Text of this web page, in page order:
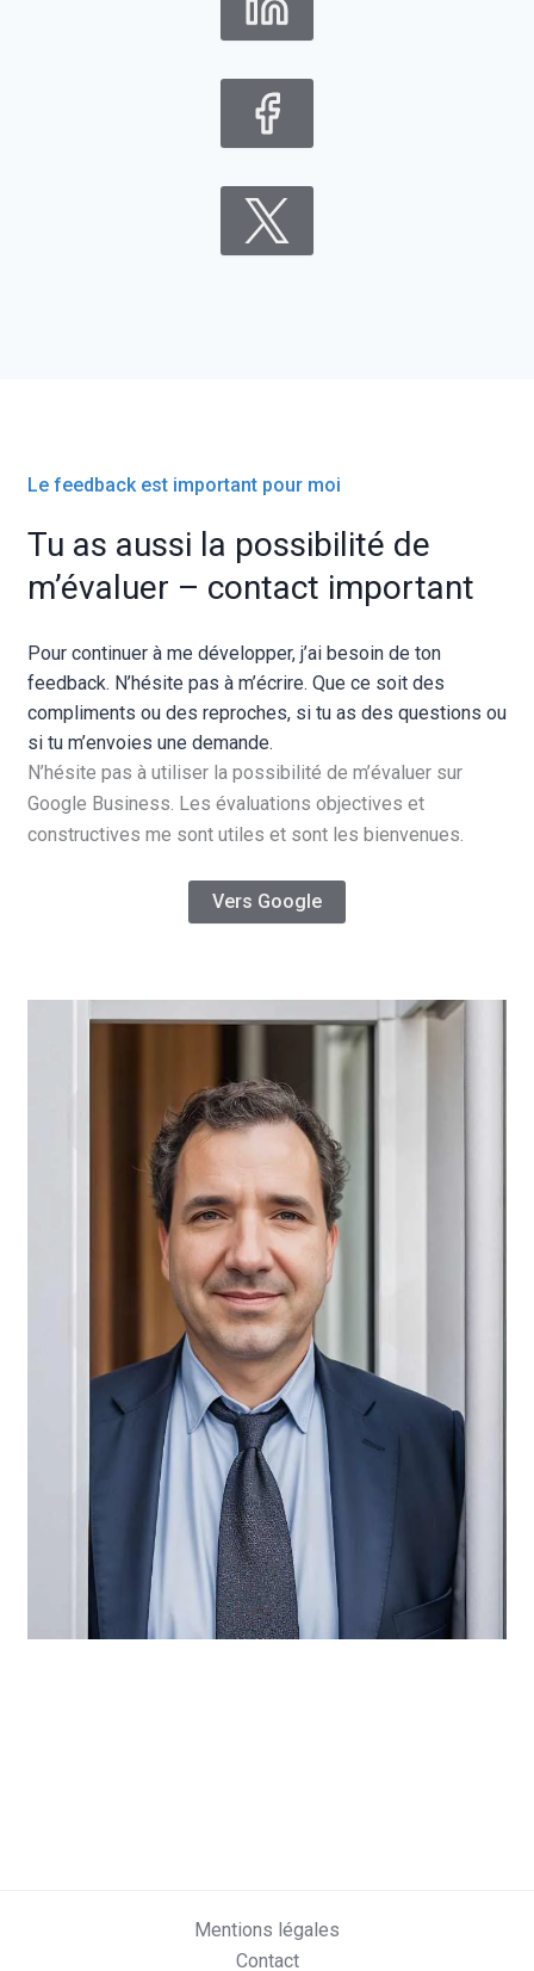
Le feedback est important pour moi
Tu as aussi la possibilité de
m’évaluer – contact important
Pour continuer à me développer, j’ai besoin de ton
feedback. N’hésite pas à m’écrire. Que ce soit des
compliments ou des reproches, si tu as des questions ou
si tu m’envoies une demande.
N’hésite pas à utiliser la possibilité de m’évaluer sur
Google Business. Les évaluations objectives et
constructives me sont utiles et sont les bienvenues.
Vers Google
Mentions légales
Contact